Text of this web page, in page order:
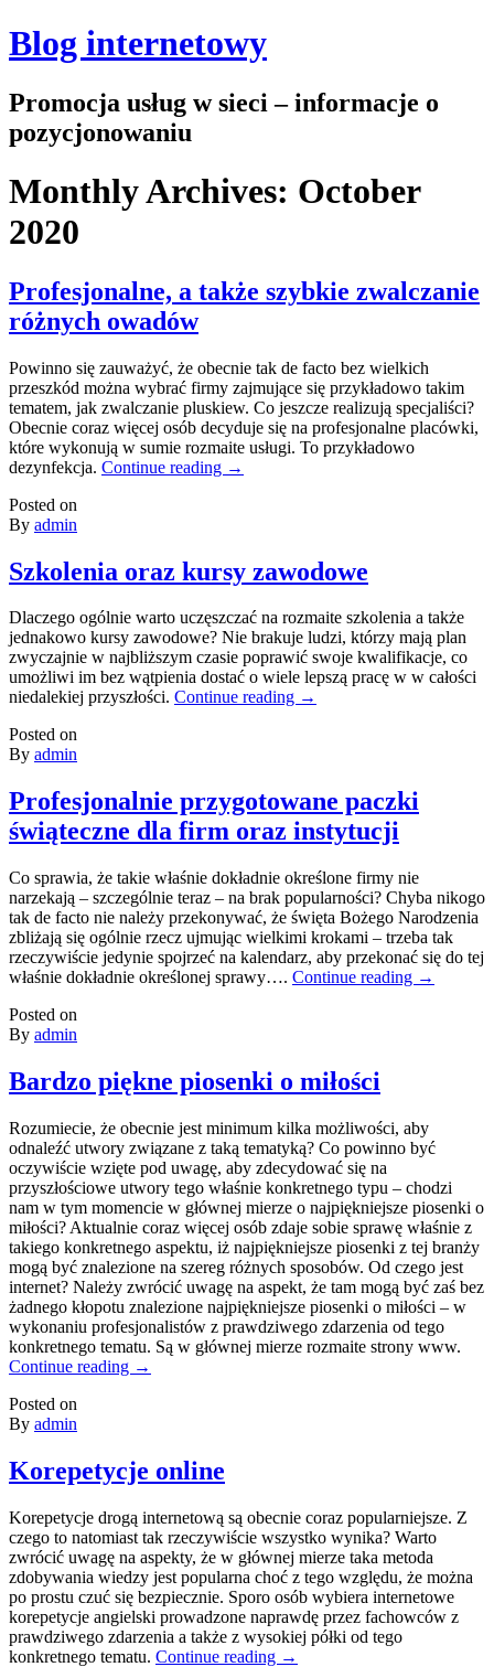
Blog internetowy
Promocja usług w sieci – informacje o
pozycjonowaniu
Monthly Archives: October
2020
Profesjonalne, a także szybkie zwalczanie
różnych owadów
Powinno się zauważyć, że obecnie tak de facto bez wielkich
przeszkód można wybrać firmy zajmujące się przykładowo takim
tematem, jak zwalczanie pluskiew. Co jeszcze realizują specjaliści?
Obecnie coraz więcej osób decyduje się na profesjonalne placówki,
które wykonują w sumie rozmaite usługi. To przykładowo
dezynfekcja. Continue reading →
Posted on
By admin
Szkolenia oraz kursy zawodowe
Dlaczego ogólnie warto uczęszczać na rozmaite szkolenia a także
jednakowo kursy zawodowe? Nie brakuje ludzi, którzy mają plan
zwyczajnie w najbliższym czasie poprawić swoje kwalifikacje, co
umożliwi im bez wątpienia dostać o wiele lepszą pracę w w całości
niedalekiej przyszłości. Continue reading →
Posted on
By admin
Profesjonalnie przygotowane paczki
świąteczne dla firm oraz instytucji
Co sprawia, że takie właśnie dokładnie określone firmy nie
narzekają – szczególnie teraz – na brak popularności? Chyba nikogo
tak de facto nie należy przekonywać, że święta Bożego Narodzenia
zbliżają się ogólnie rzecz ujmując wielkimi krokami – trzeba tak
rzeczywiście jedynie spojrzeć na kalendarz, aby przekonać się do tej
właśnie dokładnie określonej sprawy…. Continue reading →
Posted on
By admin
Bardzo piękne piosenki o miłości
Rozumiecie, że obecnie jest minimum kilka możliwości, aby
odnaleźć utwory związane z taką tematyką? Co powinno być
oczywiście wzięte pod uwagę, aby zdecydować się na
przyszłościowe utwory tego właśnie konkretnego typu – chodzi
nam w tym momencie w głównej mierze o najpiękniejsze piosenki o
miłości? Aktualnie coraz więcej osób zdaje sobie sprawę właśnie z
takiego konkretnego aspektu, iż najpiękniejsze piosenki z tej branży
mogą być znalezione na szereg różnych sposobów. Od czego jest
internet? Należy zwrócić uwagę na aspekt, że tam mogą być zaś bez
żadnego kłopotu znalezione najpiękniejsze piosenki o miłości – w
wykonaniu profesjonalistów z prawdziwego zdarzenia od tego
konkretnego tematu. Są w głównej mierze rozmaite strony www.
Continue reading →
Posted on
By admin
Korepetycje online
Korepetycje drogą internetową są obecnie coraz popularniejsze. Z
czego to natomiast tak rzeczywiście wszystko wynika? Warto
zwrócić uwagę na aspekty, że w głównej mierze taka metoda
zdobywania wiedzy jest popularna choć z tego względu, że można
po prostu czuć się bezpiecznie. Sporo osób wybiera internetowe
korepetycje angielski prowadzone naprawdę przez fachowców z
prawdziwego zdarzenia a także z wysokiej półki od tego
konkretnego tematu. Continue reading →